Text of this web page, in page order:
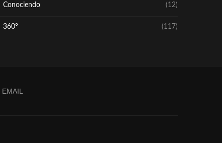
Conociendo (12)
360º (117)
EMAIL